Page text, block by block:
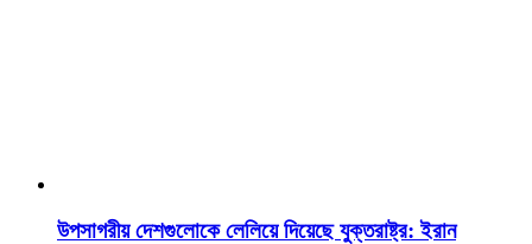
উপসাগরীয় দেশগুলোকে লেলিয়ে দিয়েছে যুক্তরাষ্ট্র: ইরান